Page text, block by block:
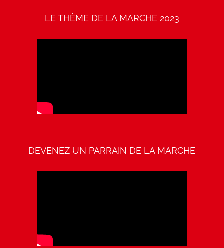
LE THÈME DE LA MARCHE 2023
DEVENEZ UN PARRAIN DE LA MARCHE